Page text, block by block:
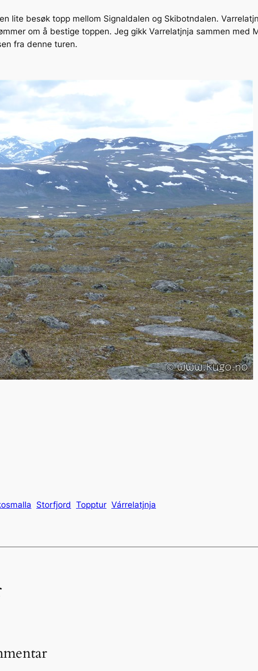
lite besøk topp mellom Signaldalen og Skibotndalen.
om å bestige toppen. Jeg gikk Varrelatjnja sammen med
fra denne turen.
Storfjord Topptur Várrelatjnja